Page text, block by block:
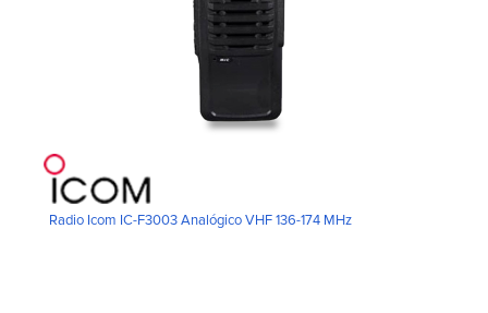
Radio Icom IC-F3003 Analógico VHF 136-174 MHz